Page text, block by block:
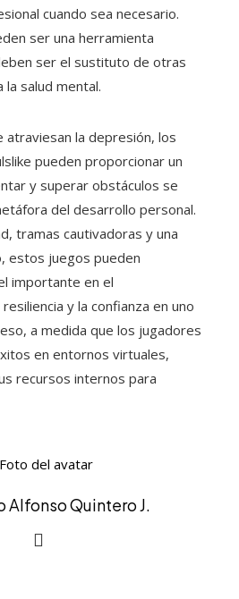
cuando sea necesario.
ser una herramienta
ser el sustituto de otras
salud mental.
atraviesan la depresión, los
pueden proporcionar un
y superar obstáculos se
del desarrollo personal.
tramas cautivadoras y una
estos juegos pueden
importante en el
y la confianza en uno
a medida que los jugadores
en entornos virtuales,
recursos internos para
Alfonso Quintero J.